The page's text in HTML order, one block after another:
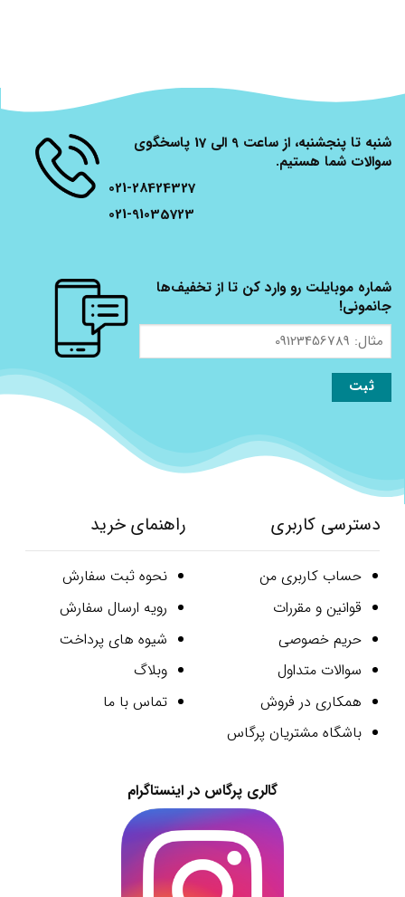
شنبه تا پنجشنبه، از ساعت 9 الی 17 پاسخگوی
سوالات شما هستیم.
021-28424327
021-91035723
شماره موبایلت رو وارد کن تا از تخفیف‌ها
جانمونی!
مثال:
09123456789
دسترسی کاربری
حساب کاربری من
قوانین و مقررات
حریم خصوصی
سوالات متداول
همکاری در فروش
باشگاه مشتریان پرگاس
راهنمای خرید
نحوه ثبت سفارش
رویه ارسال سفارش
شیوه های پرداخت
وبلاگ
تماس با ما
گالری پرگاس در اینستاگرام